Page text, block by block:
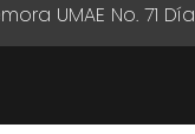
UMAE No. 71